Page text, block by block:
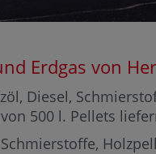
Erdgas von
Diesel,
500 l. Pellets